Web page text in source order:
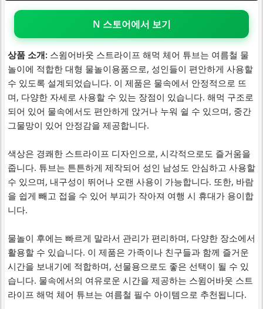
N 스토어에서 보기
상품 소개: 스윔어바웃 스트라이프 해먹 체어 튜브는 여름철 물
놀이에 적합한 대형 물놀이용품으로, 성인들이 편안하게 사용할
수 있도록 설계되었습니다. 이 제품은 물속에서 안정적으로 뜨
며, 다양한 자세로 사용할 수 있는 장점이 있습니다. 해먹 구조로
되어 있어 물속에서도 편안하게 앉거나 누워 쉴 수 있으며, 중간
그물망이 있어 안정감을 제공합니다.
색상은 경쾌한 스트라이프 디자인으로, 시각적으로도 즐거움을
줍니다. 튜브는 튼튼하게 제작되어 성인 남성도 안심하고 사용할
수 있으며, 내구성이 뛰어나 오랜 사용이 가능합니다. 또한, 바람
을 쉽게 빼고 접을 수 있어 부피가 작아져 여행 시 휴대가 용이합
니다.
물놀이 후에는 빠르게 말라서 관리가 편리하며, 다양한 장소에서
활용할 수 있습니다. 이 제품은 가족이나 친구들과 함께 즐거운
시간을 보내기에 적합하며, 선물용으로도 좋은 선택이 될 수 있
습니다. 물속에서의 여유로운 시간을 제공하는 스윔어바웃 스트
라이프 해먹 체어 튜브는 여름철 필수 아이템으로 추천됩니다.